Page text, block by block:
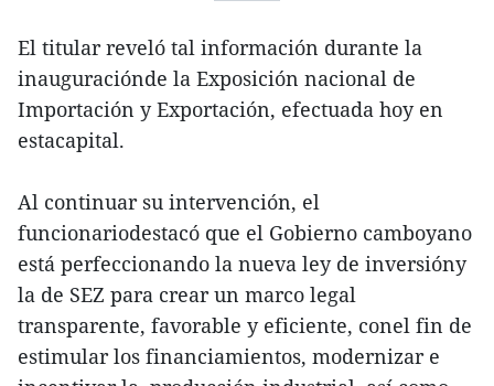
El titular reveló tal información durante la
inauguraciónde la Exposición nacional de
Importación y Exportación, efectuada hoy en
estacapital.
Al continuar su intervención, el
funcionariodestacó que el Gobierno camboyano
está perfeccionando la nueva ley de inversióny
la de SEZ para crear un marco legal
transparente, favorable y eficiente, conel fin de
estimular los financiamientos, modernizar e